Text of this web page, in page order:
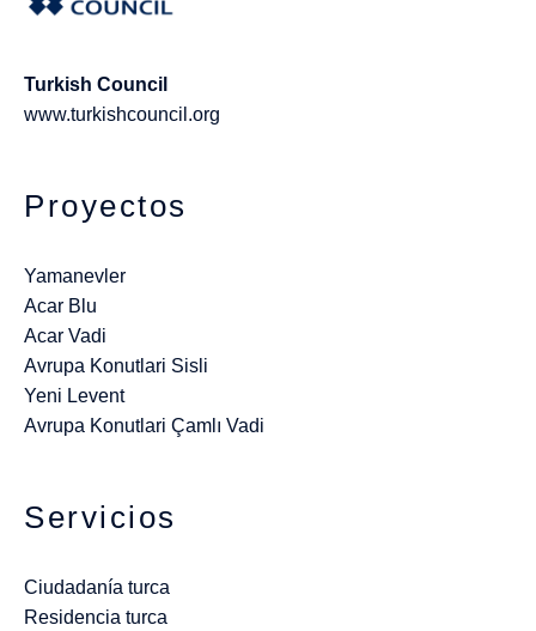
Turkish Council
www.turkishcouncil.org
Proyectos
Yamanevler
Acar Blu
Acar Vadi
Avrupa Konutlari Sisli
Yeni Levent
Avrupa Konutlari Çamlı Vadi
Servicios
Ciudadanía turca
Residencia turca